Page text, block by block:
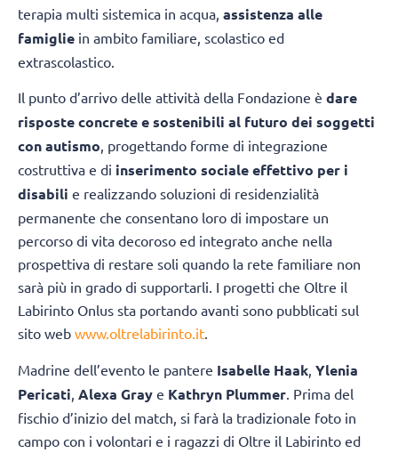
terapia multi sistemica in acqua, assistenza alle
famiglie in ambito familiare, scolastico ed
extrascolastico.
Il punto d’arrivo delle attività della Fondazione è dare
risposte concrete e sostenibili al futuro dei soggetti
con autismo, progettando forme di integrazione
costruttiva e di inserimento sociale effettivo per i
disabili e realizzando soluzioni di residenzialità
permanente che consentano loro di impostare un
percorso di vita decoroso ed integrato anche nella
prospettiva di restare soli quando la rete familiare non
sarà più in grado di supportarli. I progetti che Oltre il
Labirinto Onlus sta portando avanti sono pubblicati sul
sito web www.oltrelabirinto.it.
Madrine dell’evento le pantere Isabelle Haak Ylenia
Pericati Alexa Gray e Kathryn Plummer . Prima del
fischio d’inizio del match, si farà la tradizionale foto in
campo con i volontari e i ragazzi di Oltre il Labirinto ed